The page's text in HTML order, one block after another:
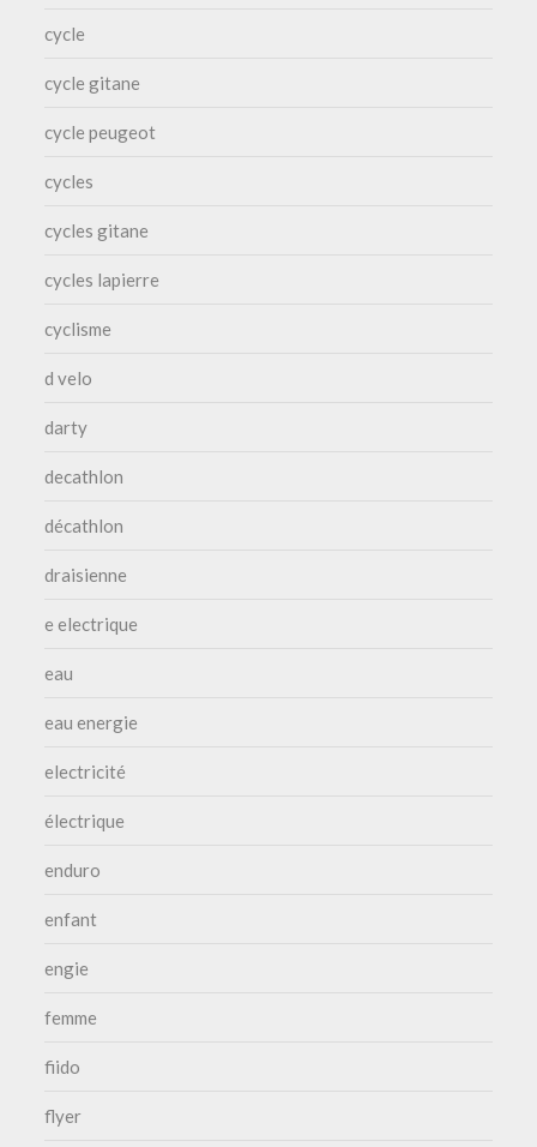
cycle
cycle gitane
cycle peugeot
cycles
cycles gitane
cycles lapierre
cyclisme
d velo
darty
decathlon
décathlon
draisienne
e electrique
eau
eau energie
electricité
électrique
enduro
enfant
engie
femme
fiido
flyer